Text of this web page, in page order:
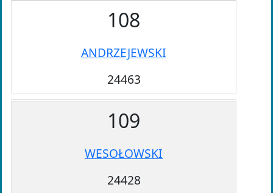
108
ANDRZEJEWSKI
24463
109
WESOŁOWSKI
24428